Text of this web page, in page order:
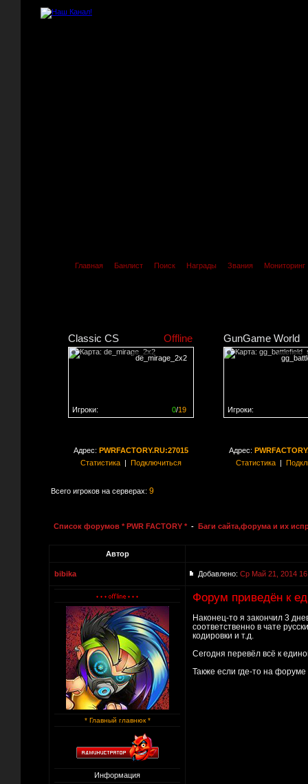
Главная Банлист Поиск Награды Звания Мониторинг
Classic CS Offline
de_mirage_2x2
0/19
Игроки:
GunGame World
Игроки:
Адрес: PWRFACTORY.RU:27015
Статистика| Подключиться
Адрес:
Статистика|
Всего игроков на серверах: 9
Список форумов * PWR FACTORY * - Баги сайта,форума и их
Автор
bibika Добавлено: Ср Май 21, 2014
* Главный главнюк *
Информация
Форум приведён к
Наконец-то я закончил 3
соответственно в чате
кодировки и т.д.
Сегодня перевёл всё к
Также если где-то на